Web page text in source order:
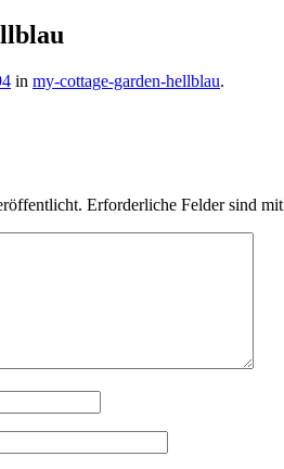
in my-cottage-garden-hellblau.
Erforderliche Felder sind mit